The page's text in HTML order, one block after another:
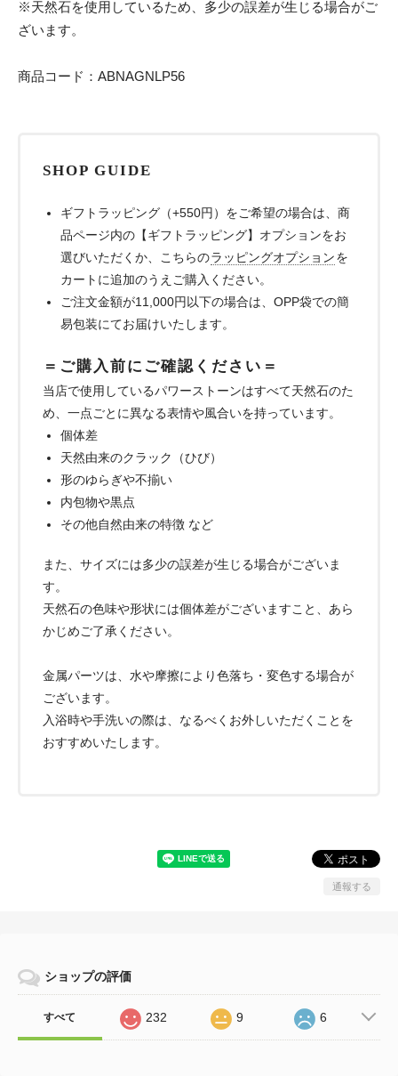
※天然石を使用しているため、多少の誤差が生じる場合がご
ざいます。
商品コード：ABNAGNLP56
SHOP GUIDE
ギフトラッピング（+550円）をご希望の場合は、商
品ページ内の【ギフトラッピング】オプションをお
選びいただくか、こちらのラッピングオプションを
カートに追加のうえご購入ください。
ご注文金額が11,000円以下の場合は、OPP袋での簡
易包装にてお届けいたします。
＝ご購入前にご確認ください＝
当店で使用しているパワーストーンはすべて天然石のた
め、一点ごとに異なる表情や風合いを持っています。
個体差
天然由来のクラック（ひび）
形のゆらぎや不揃い
内包物や黒点
その他自然由来の特徴 など
また、サイズには多少の誤差が生じる場合がございま
す。
天然石の色味や形状には個体差がございますこと、あら
かじめご了承ください。
金属パーツは、水や摩擦により色落ち・変色する場合が
ございます。
入浴時や手洗いの際は、なるべくお外しいただくことを
おすすめいたします。
通報する
ショップの評価
すべて 232 9 6